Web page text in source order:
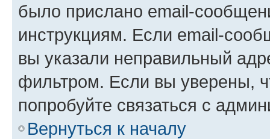
было прислано email-
инструкциям. Если email-
вы указали неправильный
фильтром. Если вы уверены,
попробуйте связаться с
Вернуться к началу